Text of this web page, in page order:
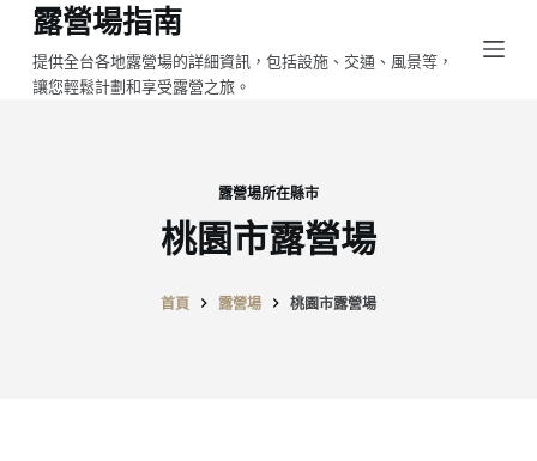
跳
至
主
露營場指南
提供全台各地露營場的詳細資訊，包括設施、交通、風景等，
讓您輕鬆計劃和享受露營之旅。
露營場所在縣市
桃園市露營場
首頁 露營場 桃園市露營場